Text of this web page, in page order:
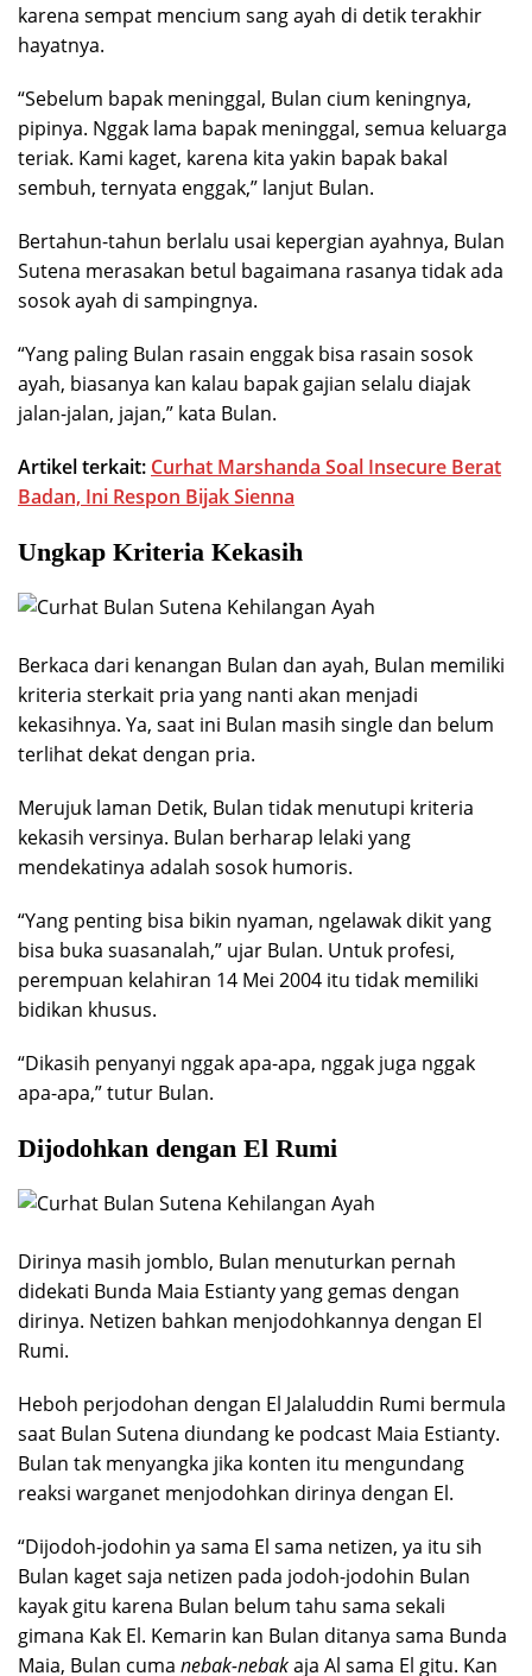
karena sempat mencium sang ayah di detik terakhir
hayatnya.
“Sebelum bapak meninggal, Bulan cium keningnya,
pipinya. Nggak lama bapak meninggal, semua keluarga
teriak. Kami kaget, karena kita yakin bapak bakal
sembuh, ternyata enggak,” lanjut Bulan.
Bertahun-tahun berlalu usai kepergian ayahnya, Bulan
Sutena merasakan betul bagaimana rasanya tidak ada
sosok ayah di sampingnya.
“Yang paling Bulan rasain enggak bisa rasain sosok
ayah, biasanya kan kalau bapak gajian selalu diajak
jalan-jalan, jajan,” kata Bulan.
Artikel terkait: Curhat Marshanda Soal Insecure Berat
Badan, Ini Respon Bijak Sienna
Ungkap Kriteria Kekasih
Berkaca dari kenangan Bulan dan ayah, Bulan memiliki
kriteria sterkait pria yang nanti akan menjadi
kekasihnya. Ya, saat ini Bulan masih single dan belum
terlihat dekat dengan pria.
Merujuk laman Detik, Bulan tidak menutupi kriteria
kekasih versinya. Bulan berharap lelaki yang
mendekatinya adalah sosok humoris.
“Yang penting bisa bikin nyaman, ngelawak dikit yang
bisa buka suasanalah,” ujar Bulan. Untuk profesi,
perempuan kelahiran 14 Mei 2004 itu tidak memiliki
bidikan khusus.
“Dikasih penyanyi nggak apa-apa, nggak juga nggak
apa-apa,” tutur Bulan.
Dijodohkan dengan El Rumi
Dirinya masih jomblo, Bulan menuturkan pernah
didekati Bunda Maia Estianty yang gemas dengan
dirinya. Netizen bahkan menjodohkannya dengan El
Rumi.
Heboh perjodohan dengan El Jalaluddin Rumi bermula
saat Bulan Sutena diundang ke podcast Maia Estianty.
Bulan tak menyangka jika konten itu mengundang
reaksi warganet menjodohkan dirinya dengan El.
“Dijodoh-jodohin ya sama El sama netizen, ya itu sih
Bulan kaget saja netizen pada jodoh-jodohin Bulan
kayak gitu karena Bulan belum tahu sama sekali
gimana Kak El. Kemarin kan Bulan ditanya sama Bunda
Maia, Bulan cuma nebak-nebakaja Al sama El gitu. Kan